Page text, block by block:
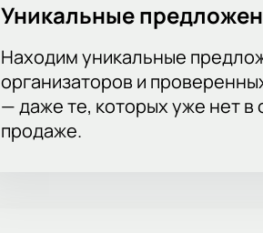
Уникальные
Находим уникальные
организаторов и
— даже те, которых уже нет в
продаже.